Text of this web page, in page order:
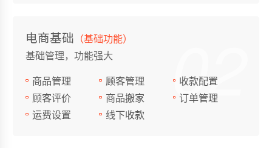
02
电商基础 （基础功能）
基础管理，功能强大
商品管理
顾客管理
收款配置
顾客评价
商品搬家
订单管理
运费设置
线下收款